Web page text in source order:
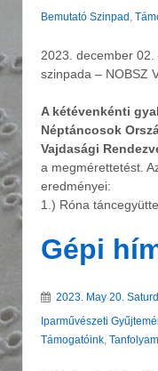
Bemutató Szinpad
2023. december
szinpada – NOBSZ
A kétévenkénti
Néptáncosok
Vajdasági
a megmérettetést.
eredményei:
1.) Róna
Gépi
2023. May 20.
Iparművészeti
Támogatóink, Tanfolyam